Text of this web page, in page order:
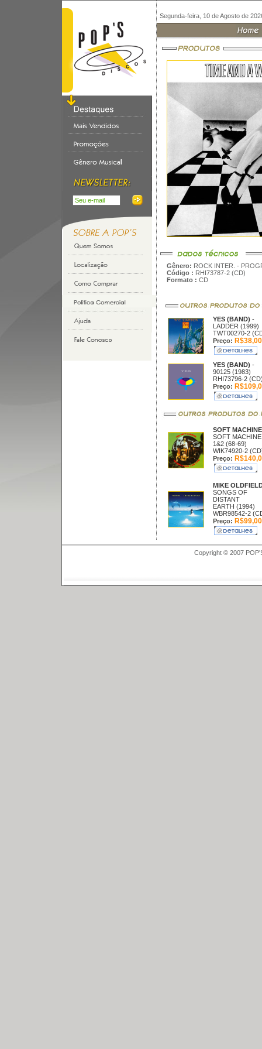
Segunda-feira, 10 de Agosto de
Gênero: ROCK INTER. -
Código : RHI73787-2 (CD)
Formato : CD
YES (BAND) -
LADDER (1999)
TWT00270-2
Preço: R$38,00
YES (BAND) -
90125 (1983)
RHI73796-2
Preço:
SOFT
SOFT MACHINE
1&2 (68-69)
WIK74920-2
Preço:
MIKE
SONGS OF
DISTANT
EARTH (1994)
WBR98542-2
Preço: R$99,00
Copyright © 2007